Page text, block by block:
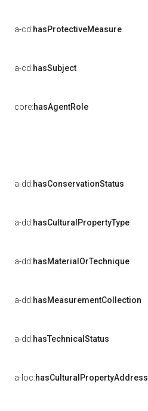
a-cd:hasProtectiveMeasure
a-cd:hasSubject
core:hasAgentRole
a-dd:hasConservationStatus
a-dd:hasCulturalPropertyType
a-dd:hasMaterialOrTechnique
a-dd:hasMeasurementCollection
a-dd:hasTechnicalStatus
a-loc:hasCulturalPropertyAddress